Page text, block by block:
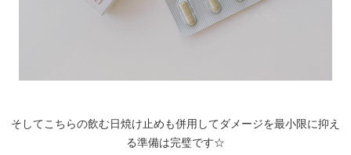
そしてこちらの飲む日焼け止めも併用してダメージを最小限に抑え
る準備は完璧です☆